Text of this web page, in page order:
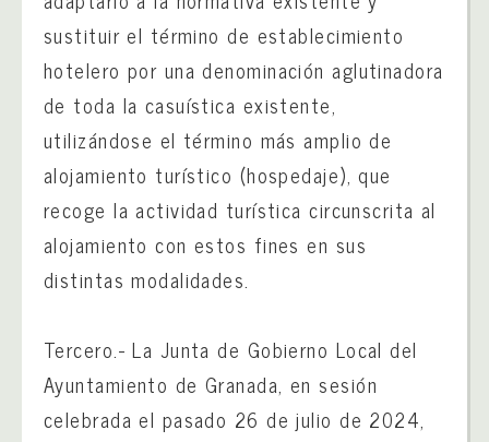
sustituir el término de establecimiento
hotelero por una denominación aglutinadora
de toda la casuística existente,
utilizándose el término más amplio de
alojamiento turístico (hospedaje), que
recoge la actividad turística circunscrita al
alojamiento con estos fines en sus
distintas modalidades.
Tercero.- La Junta de Gobierno Local del
Ayuntamiento de Granada, en sesión
celebrada el pasado 26 de julio de 2024,